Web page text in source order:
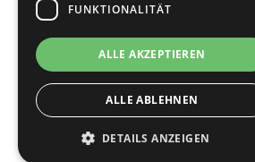
FUNKTIONALITÄT
ALLE AKZEPTIEREN
ALLE ABLEHNEN
DETAILS ANZEIGEN